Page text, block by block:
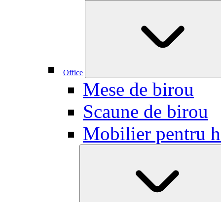
Office
Mese de birou
Scaune de birou
Mobilier pentru